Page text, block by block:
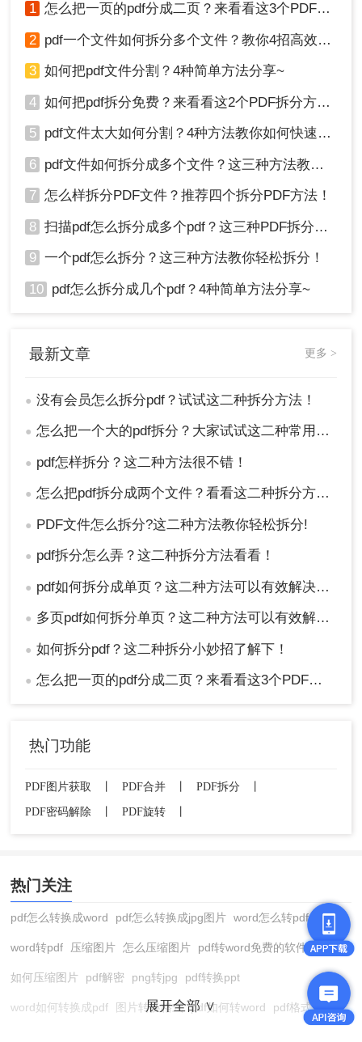
4、根据需要选择拆分方式，如手动删除不需
要的页面、提取特定页面等。
5、完成拆分操作后，选择“文件”>“另存为”保
存拆分后的文件。
注意：在进行拆分操作前，请确保已备份原始PDF
文件以防意外丢失。根据需要调整拆分参数以获得
最佳效果。例如，如果需要按特定页数拆分文件，
文件较大或拆分操作复杂，建议使用专业的PDF处
理软件以提高效率和准确性。虽然这些软件可能需
复杂操作时通常具有更高的性能和稳定性。
以上就是没有会员怎么拆分pdf的方法介绍了。在线
拆分PDF的用户；而免费PDF阅读器方法则更适合
日常需要简单编辑PDF的用户。在选择方法时，请
1 怎么把一页的pdf分成二页？来看看这3个PDF拆分方法！
2 pdf一个文件如何拆分多个文件？教你4招高效又简单！
3 如何把pdf文件分割？4种简单方法分享~
4 如何把pdf拆分免费？来看看这2个PDF拆分方法！
5 pdf文件太大如何分割？4种方法教你如何快速拆分！
6 pdf文件如何拆分成多个文件？这三种方法教你轻松拆分！
7 怎么样拆分PDF文件？推荐四个拆分PDF方法！
8 扫描pdf怎么拆分成多个pdf？这三种PDF拆分方法轻松搞定！
9 一个pdf怎么拆分？这三种方法教你轻松拆分！
10 pdf怎么拆分成几个pdf？4种简单方法分享~
最新文章 更多 >
● 没有会员怎么拆分pdf？试试这二种拆分方法！
● 怎么把一个大的pdf拆分？大家试试这二种常用方法！
● pdf怎样拆分？这二种方法很不错！
● 怎么把pdf拆分成两个文件？看看这二种拆分方法！
● PDF文件怎么拆分?这二种方法教你轻松拆分!
● pdf拆分怎么弄？这二种拆分方法看看！
● pdf如何拆分成单页？这二种方法可以有效解决你的问题！
● 多页pdf如何拆分单页？这二种方法可以有效解决你的问题！
● 如何拆分pdf？这二种拆分小妙招了解下！
● 怎么把一页的pdf分成二页？来看看这3个PDF拆分方法！
热门功能
PDF图片获取 PDF合并 PDF拆分
PDF密码解除
PDF旋转
热门关注
pdf怎么转换成word pdf怎么转换成jpg图片 word怎么转pdf
word转pdf 压缩图片 怎么压缩图片 pdf转word免费的软件
如何压缩图片 pdf解密 png转jpg pdf转换ppt
word如何转换成pdf 图片转换格式 pdf如何转word pdf格式转换
展开全部 ∨